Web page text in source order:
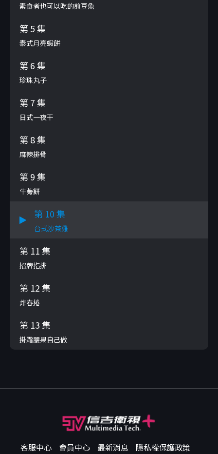
素食者也可以吃的煎豆魚
第 5 集
泰式月亮蝦餅
第 6 集
珍珠丸子
第 7 集
日式一夜干
第 8 集
麻辣排骨
第 9 集
牛蒡餅
第 10 集
台式沙茶雞
第 11 集
招牌指排
第 12 集
炸春捲
第 13 集
掛霜腰果自己做
客服中心 會員中心 最新消息 隱私權保護政策